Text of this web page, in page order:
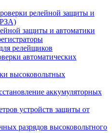
релейной защиты и
защиты и автоматики
релейщиков
автоматических
высоковольтных
аккумуляторных
устройств защиты от
разрядов высоковольтного